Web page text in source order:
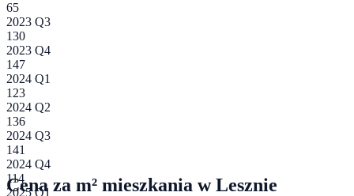
65
2023 Q3
130
2023 Q4
147
2024 Q1
123
2024 Q2
136
2024 Q3
141
2024 Q4
114
2025 Q1
Cena za m² mieszkania wLesznie